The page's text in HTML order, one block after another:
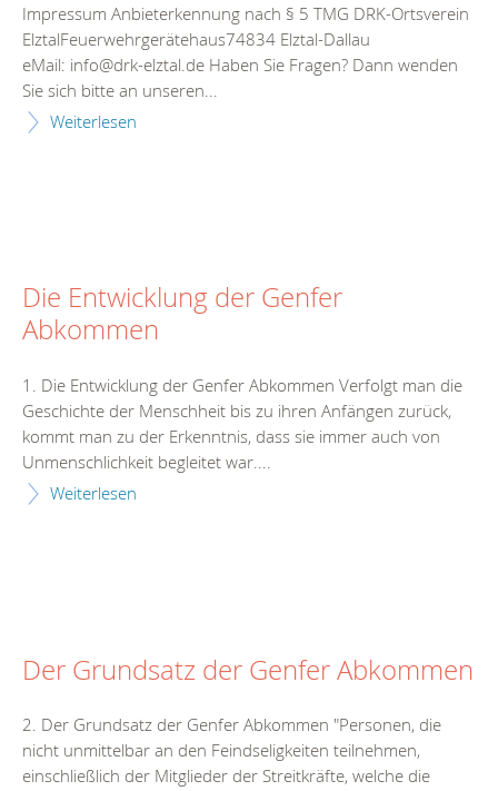
Impressum Anbieterkennung nach § 5 TMG DRK-Ortsverein
ElztalFeuerwehrgerätehaus74834 Elztal-Dallau
eMail: info@drk-elztal.de Haben Sie Fragen? Dann wenden
Sie sich bitte an unseren...
Weiterlesen
Die Entwicklung der Genfer
Abkommen
1. Die Entwicklung der Genfer Abkommen Verfolgt man die
Geschichte der Menschheit bis zu ihren Anfängen zurück,
kommt man zu der Erkenntnis, dass sie immer auch von
Unmenschlichkeit begleitet war....
Weiterlesen
Der Grundsatz der Genfer Abkommen
2. Der Grundsatz der Genfer Abkommen "Personen, die
nicht unmittelbar an den Feindseligkeiten teilnehmen,
einschließlich der Mitglieder der Streitkräfte, welche die